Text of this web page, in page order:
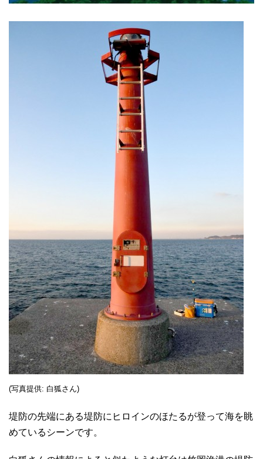
(写真提供: 白狐さん)
堤防の先端にある堤防にヒロインのほたるが登って海を眺
めているシーンです。